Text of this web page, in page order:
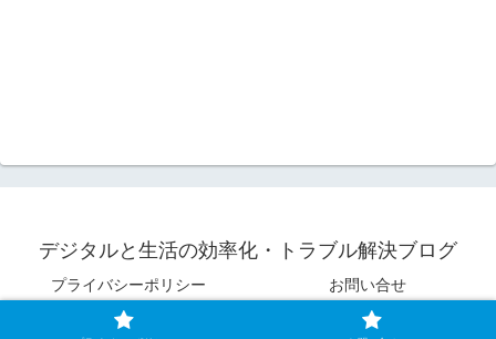
デジタルと生活の効率化・トラブル解決ブログ
プライバシーポリシー お問い合せ
© 2022 デジタルと生活の効率化・トラブル解決ブログ.